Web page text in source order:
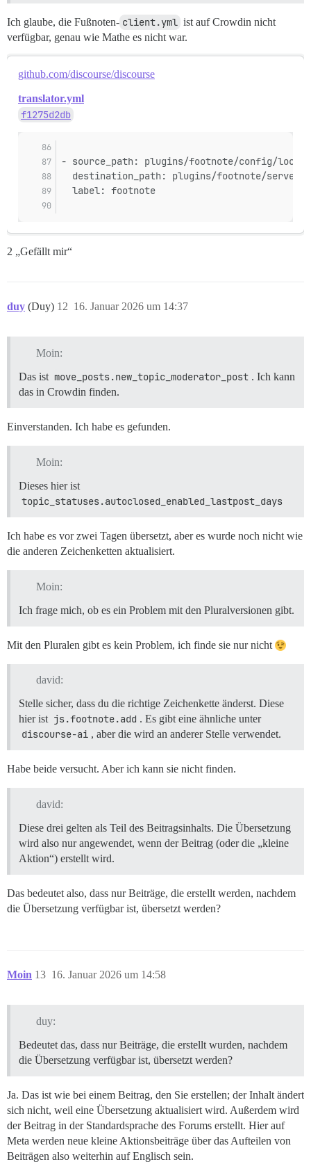
Ich glaube, die Fußnoten- client.yml ist auf Crowdin nicht
verfügbar, genau wie Mathe es nicht war.
github.com/discourse/discourse
translator.yml
f1275d2db
- source_path: plugins/footnote/config/
destination_path: plugins/footnote/
  label: footnote
2 „Gefällt mir“
duy (Duy) 16. Januar 2026 um 14:37
12
Moin:
Das ist move_posts.new_topic_moderator_post . Ich kann
das in Crowdin finden.
Einverstanden. Ich habe es gefunden.
Moin:
Dieses hier ist
topic_statuses.autoclosed_enabled_lastpost_days
Ich habe es vor zwei Tagen übersetzt, aber es wurde noch nicht wie
die anderen Zeichenketten aktualisiert.
Moin:
Ich frage mich, ob es ein Problem mit den Pluralversionen gibt.
Mit den Pluralen gibt es kein Problem, ich finde sie nur nicht
david:
Stelle sicher, dass du die richtige Zeichenkette änderst. Diese
hier ist js.footnote.add . Es gibt eine ähnliche unter
discourse-ai , aber die wird an anderer Stelle verwendet.
Habe beide versucht. Aber ich kann sie nicht finden.
david:
Diese drei gelten als Teil des Beitragsinhalts. Die Übersetzung
wird also nur angewendet, wenn der Beitrag (oder die „kleine
Aktion“) erstellt wird.
Das bedeutet also, dass nur Beiträge, die erstellt werden, nachdem
die Übersetzung verfügbar ist, übersetzt werden?
Moin 16. Januar 2026 um 14:58
13
duy:
Bedeutet das, dass nur Beiträge, die erstellt wurden, nachdem
die Übersetzung verfügbar ist, übersetzt werden?
Ja. Das ist wie bei einem Beitrag, den Sie erstellen; der Inhalt ändert
sich nicht, weil eine Übersetzung aktualisiert wird. Außerdem wird
der Beitrag in der Standardsprache des Forums erstellt. Hier auf
Meta werden neue kleine Aktionsbeiträge über das Aufteilen von
Beiträgen also weiterhin auf Englisch sein.